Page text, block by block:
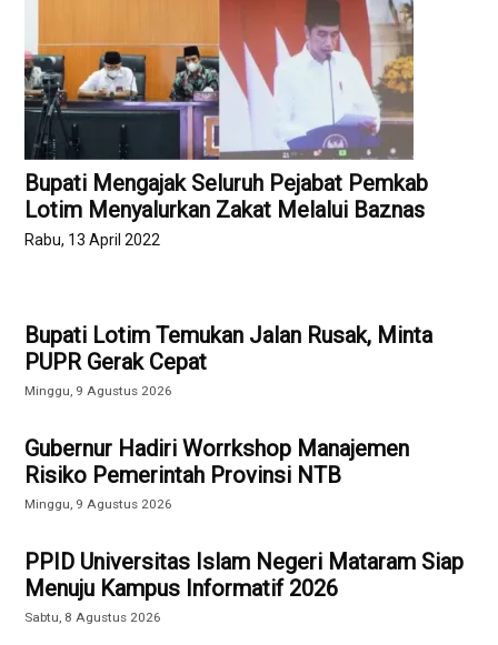
Bupati Mengajak Seluruh Pejabat Pemkab
Lotim Menyalurkan Zakat Melalui Baznas
Rabu, 13 April 2022
Bupati Lotim Temukan Jalan Rusak, Minta
PUPR Gerak Cepat
Minggu, 9 Agustus 2026
Gubernur Hadiri Worrkshop Manajemen
Risiko Pemerintah Provinsi NTB
Minggu, 9 Agustus 2026
PPID Universitas Islam Negeri Mataram Siap
Menuju Kampus Informatif 2026
Sabtu, 8 Agustus 2026